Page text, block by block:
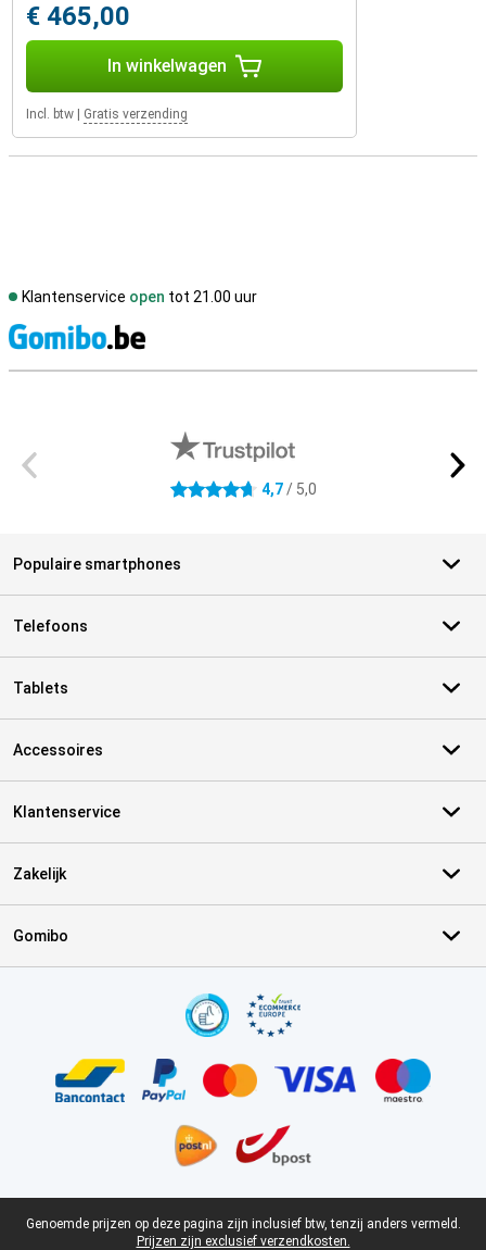
€ 465,00
In winkelwagen
Incl. btw Gratis verzending
Klantenservice open tot 21.00 uur
4.7 sterren 4,7/ 5,0
Populaire smartphones
Telefoons
Tablets
Accessoires
Klantenservice
Zakelijk
Gomibo
Juridische voettekst
Genoemde prijzen op deze pagina zijn inclusief btw, tenzij anders vermeld.
Prijzen zijn exclusief verzendkosten.